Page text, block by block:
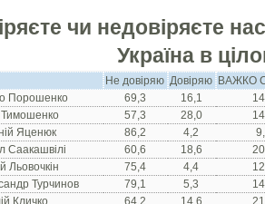
чи недовіряєте
Україна в
Не довіряю Довіряю ВАЖКО
Порошенко
69,3 16,1
Тимошенко
57,3 28,0
Яценюк
86,2 4,2
Саакашвілі
60,6 18,6
Льовочкін
75,4 4,4
Турчинов
79,1 5,3
Кличко
64,2 14,6